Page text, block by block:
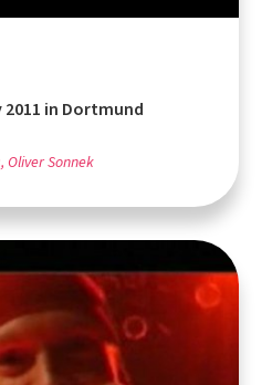
2011 in Dortmund
Oliver Sonnek